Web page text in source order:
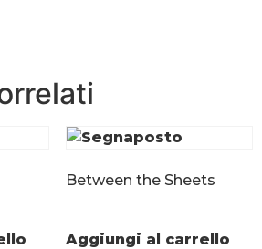
Between the Sheets
Aggiungi al carrello